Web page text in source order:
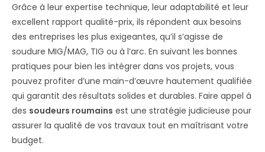
Grâce à leur expertise technique, leur adaptabilité et leur
excellent rapport qualité-prix, ils répondent aux besoins
des entreprises les plus exigeantes, qu’il s’agisse de
soudure MIG/MAG, TIG ou à l’arc. En suivant les bonnes
pratiques pour bien les intégrer dans vos projets, vous
pouvez profiter d’une main-d’œuvre hautement qualifiée
qui garantit des résultats solides et durables. Faire appel à
des soudeurs roumains est une stratégie judicieuse pour
assurer la qualité de vos travaux tout en maîtrisant votre
budget.